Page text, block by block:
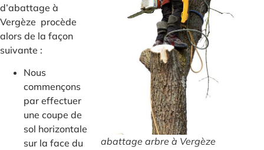
abattage arbre à Vergèze
d’abattage à
Vergèze procède
alors de la façon
suivante :
Nous
commençons
par effectuer
une coupe de
sol horizontale
sur la face du